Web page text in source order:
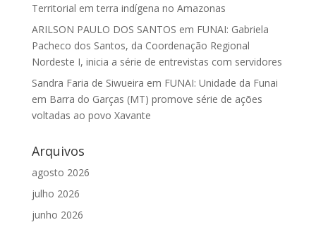
Territorial em terra indígena no Amazonas
ARILSON PAULO DOS SANTOS em FUNAI: Gabriela
Pacheco dos Santos, da Coordenação Regional
Nordeste I, inicia a série de entrevistas com servidores
Sandra Faria de Siwueira em FUNAI: Unidade da Funai
em Barra do Garças (MT) promove série de ações
voltadas ao povo Xavante
Arquivos
agosto 2026
julho 2026
junho 2026